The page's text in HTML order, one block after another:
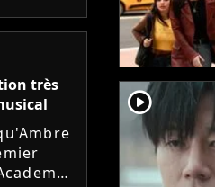
très
player2